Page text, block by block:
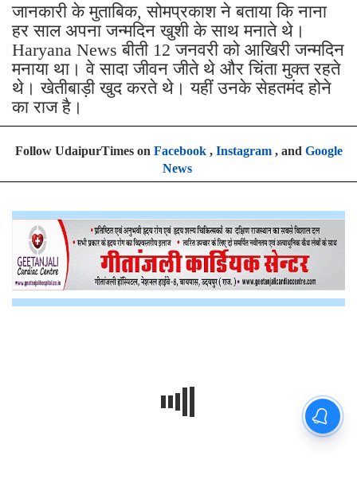
जानकारी के मुताबिक, सोमप्रकाश ने बताया कि नाना
हर साल अपना जन्मदिन खुशी के साथ मनाते थे।
Haryana News बीती 12 जनवरी को आखिरी जन्मदिन
मनाया था। वे सादा जीवन जीते थे और चिंता मुक्त रहते
थे। खेतीबाड़ी खुद करते थे। यहीं उनके सेहतमंद होने
का राज है।
Follow UdaipurTimes on Facebook, Instagram, and Google
News